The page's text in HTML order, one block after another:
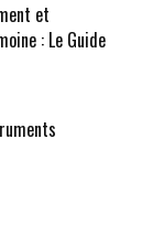
et
: Le Guide